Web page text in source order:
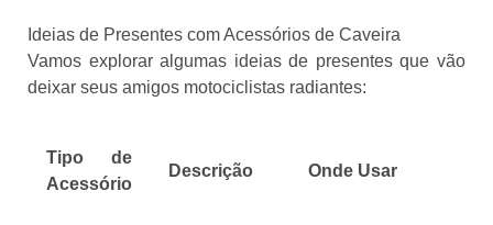
Ideias de Presentes com Acessórios de Caveira
Vamos explorar algumas ideias de presentes que vão
deixar seus amigos motociclistas radiantes:
Tipo de
Acessório
Descrição Onde Usar